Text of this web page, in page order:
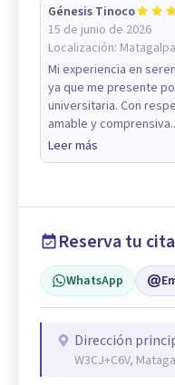
Génesis Tinoco
15 de junio de 2026
Localización: Matagalpa
Mi experiencia en
ya que me presente
universitaria. Con
amable y
Leer más
Reserva tu cita
WhatsApp
Dirección
W3CJ+C6V,